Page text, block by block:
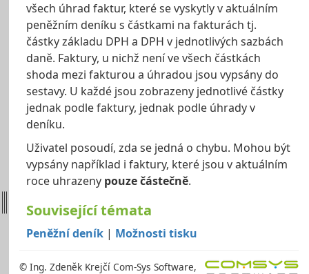
všech úhrad faktur, které se vyskytly v aktuálním
peněžním deníku s částkami na fakturách tj.
částky základu DPH a DPH v jednotlivých sazbách
daně. Faktury, u nichž není ve všech částkách
shoda mezi fakturou a úhradou jsou vypsány do
sestavy. U každé jsou zobrazeny jednotlivé částky
jednak podle faktury, jednak podle úhrady v
deníku.
Uživatel posoudí, zda se jedná o chybu. Mohou být
vypsány například i faktury, které jsou v aktuálním
roce uhrazeny pouze částečně.
Související témata
Peněžní deník | Možnosti tisku
© Ing. Zdeněk Krejčí Com-Sys Software,